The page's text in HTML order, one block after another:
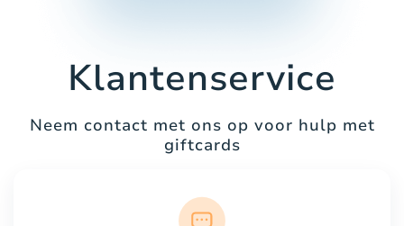
Klantenservice
Neem contact met ons op voor hulp met
giftcards